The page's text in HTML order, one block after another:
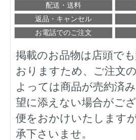
配送・送料
返品・キャンセル
お電話でのご注文
掲載のお品物は店頭で
おりますため、ご注文
よっては商品が売約済
望に添えない場合がご
便をおかけいたします
承下さいませ。